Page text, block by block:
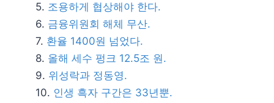
조용하게 협상해야 한다.
금융위원회 해체 무산.
환율 1400원 넘었다.
올해 세수 펑크 12.5조 원.
위성락과 정동영.
인생 흑자 구간은 33년뿐.